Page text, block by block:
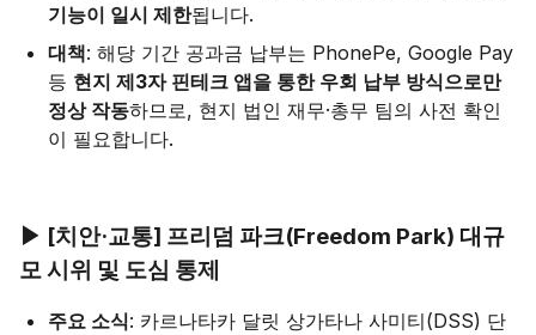
기능이 일시 제한됩니다.
대책: 해당 기간 공과금 납부는 PhonePe, Google Pay
등 현지 제3자 핀테크 앱을 통한 우회 납부 방식으로만
정상 작동하므로, 현지 법인 재무·총무 팀의 사전 확인
이 필요합니다.
▶ [치안·교통] 프리덤 파크(Freedom Park) 대규
모 시위 및 도심 통제
주요 소식: 카르나타카 달릿 상가타나 사미티(DSS) 단